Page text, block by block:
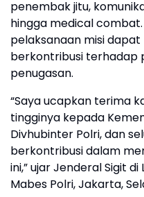
penembak jitu,
hingga medical
pelaksanaan misi
berkontribusi terhadap
penugasan.
“Saya ucapkan terima
tingginya kepada
Divhubinter Polri, dan
berkontribusi dalam
ini,” ujar Jenderal Sigit
Mabes Polri, Jakarta,